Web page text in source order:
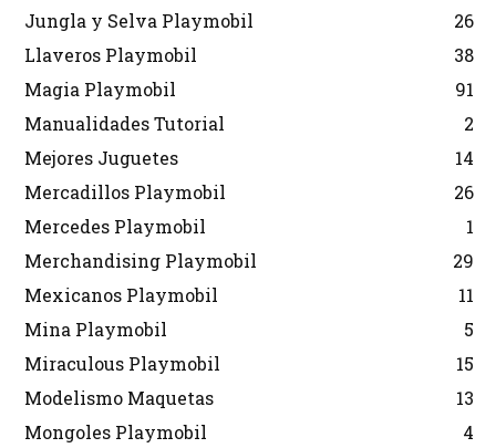
Jungla y Selva Playmobil
26
Llaveros Playmobil
38
Magia Playmobil
91
Manualidades Tutorial
2
Mejores Juguetes
14
Mercadillos Playmobil
26
Mercedes Playmobil
1
Merchandising Playmobil
29
Mexicanos Playmobil
11
Mina Playmobil
5
Miraculous Playmobil
15
Modelismo Maquetas
13
Mongoles Playmobil
4